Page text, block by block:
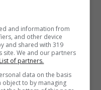
si vuole
in un club di
.
da
and information from
and other device
and shared with 319
site. We and our partners
List of partners.
data on the basis
object to by managing